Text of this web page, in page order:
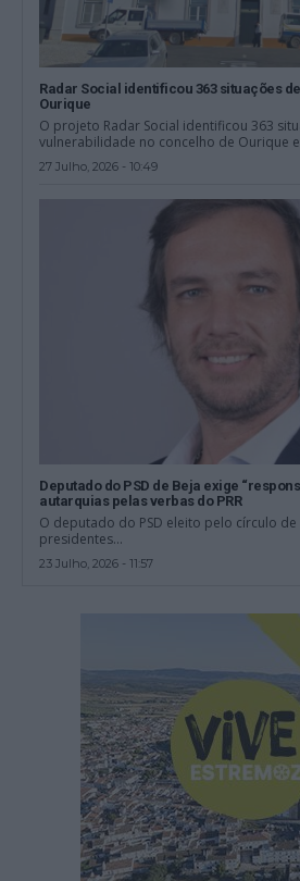
Radar Social identificou 363 situações
Ourique
O projeto Radar Social identificou 363
vulnerabilidade no concelho de Ourique
27 Julho, 2026 - 10:49
Deputado do PSD de Beja exige
autarquias pelas verbas do PRR
O deputado do PSD eleito pelo círculo
presidentes...
23 Julho, 2026 - 11:57